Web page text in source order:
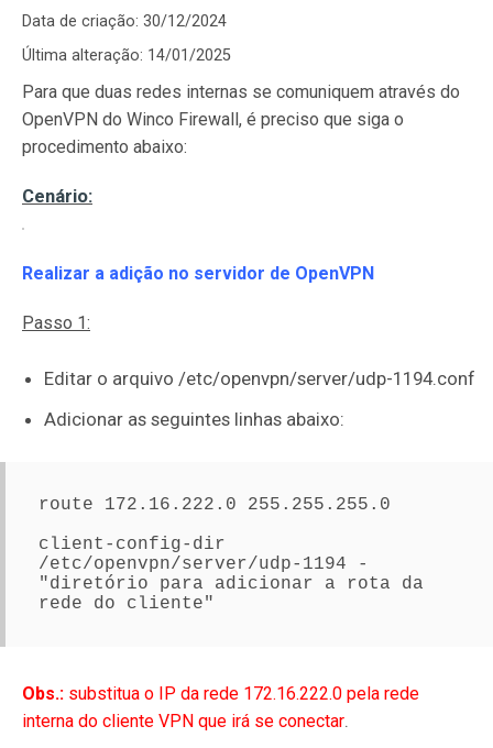
Data de criação: 30/12/2024
Última alteração: 14/01/2025
Para que duas redes internas se comuniquem através do
OpenVPN do Winco Firewall, é preciso que siga o
procedimento abaixo:
Cenário:
Realizar a adição no servidor de OpenVPN
Passo 1:
Editar o arquivo /etc/openvpn/server/udp-1194.conf
Adicionar as seguintes linhas abaixo:
route 172.16.222.0 255.255.255.0
client-config-dir
/etc/openvpn/server/udp-1194 -
"diretório para adicionar a rota da
rede do cliente"
Obs.: substitua o IP da rede 172.16.222.0 pela rede
interna do cliente VPN que irá se conectar.